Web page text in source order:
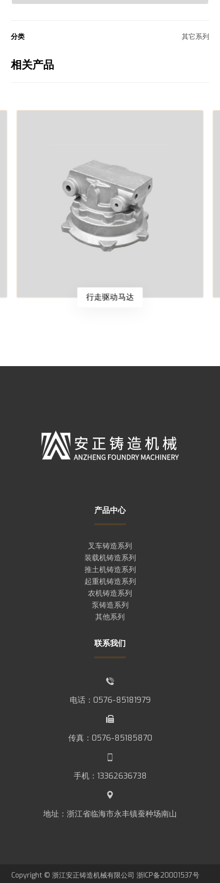
分类 其它系列
相关产品
行走驱动马达
产品中心
叉车铸造系列
装载机铸造系列
推土机铸造系列
起重机铸造系列
农机铸造系列
泵铸造系列
其他系列
联系我们
电话：0576-85181979
传真：0576-85185870
手机：13362636738
地址：浙江省临海市永丰镇蚕种场南山
Copyright © 浙江安正铸造机械有限公司 浙ICP备20001537号